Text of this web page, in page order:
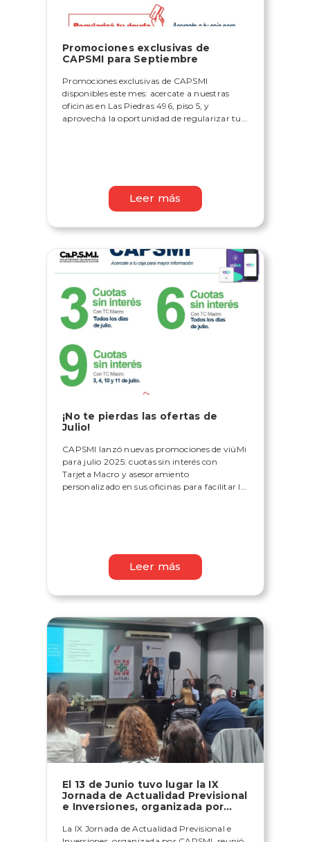
Promociones exclusivas de
CAPSMI para Septiembre
Promociones exclusivas de CAPSMI
disponibles este mes: acercate a nuestras
oficinas en Las Piedras 496, piso 5, y
aprovechá la oportunidad de regularizar tu
Leer más
¡No te pierdas las ofertas de
Julio!
CAPSMI lanzó nuevas promociones de viüMi
para julio 2025: cuotas sin interés con
Tarjeta Macro y asesoramiento
personalizado en sus oficinas para facilitar la
Leer más
El 13 de Junio tuvo lugar la IX
Jornada de Actualidad Previsional
e Inversiones, organizada por
La IX Jornada de Actualidad Previsional e